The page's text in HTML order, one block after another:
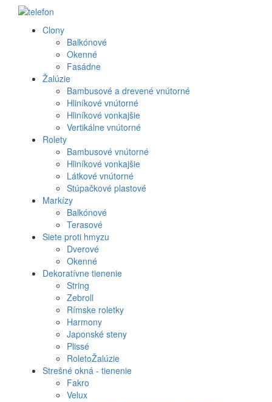
Produkt
menu
Clony
Balkónové
Okenné
Fasádne
Žalúzie
Bambusové a drevené vnútorné
Hliníkové vnútorné
Hliníkové vonkajšie
Vertikálne vnútorné
Rolety
Bambusové vnútorné
Hliníkové vonkajšie
Látkové vnútorné
Stúpačkové plastové
Markízy
Balkónové
Terasové
Siete proti hmyzu
Dverové
Okenné
Dekoratívne tienenie
String
Zebroll
Rímske roletky
Harmony
Japonské steny
Plissé
RoletoŽalúzie
Strešné okná - tienenie
Fakro
Velux